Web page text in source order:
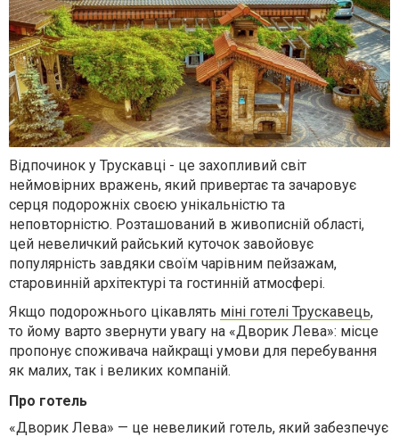
Відпочинок у Трускавці - це захопливий світ
неймовірних вражень, який привертає та зачаровує
серця подорожніх своєю унікальністю та
неповторністю. Розташований в живописній області,
цей невеличкий райський куточок завойовує
популярність завдяки своїм чарівним пейзажам,
старовинній архітектурі та гостинній атмосфері.
Якщо подорожнього цікавлять міні готелі Трускавець,
то йому варто звернути увагу на «Дворик Лева»: місце
пропонує споживача найкращі умови для перебування
як малих, так і великих компаній.
Про готель
«Дворик Лева» — це невеликий готель, який забезпечує